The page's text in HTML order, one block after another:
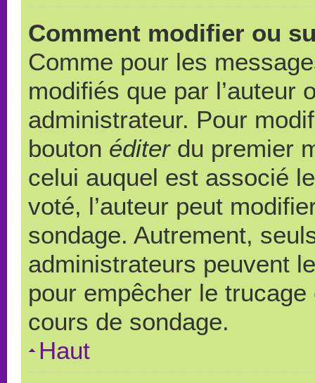
Comment modifier ou
Comme pour les
modifiés que par l’auteur
administrateur. Pour
bouton éditerdu premier
celui auquel est associé
voté, l’auteur peut
sondage. Autrement,
administrateurs peuvent
pour empêcher le
cours de sondage.
Haut